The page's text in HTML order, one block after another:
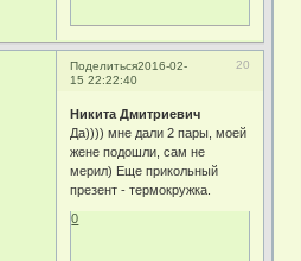
Поделиться 20
2016-02-
15 22:22:40
Никита Дмитриевич
Да)))) мне дали 2 пары, моей
жене подошли, сам не
мерил) Еще прикольный
презент - термокружка.
0